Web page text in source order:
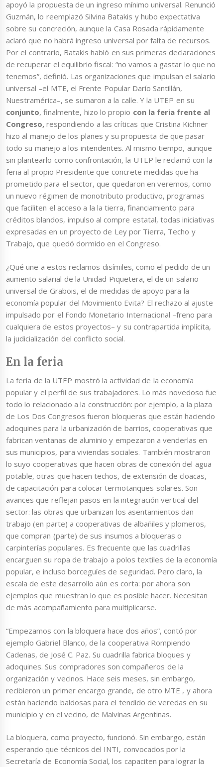
apoyó la propuesta de un ingreso mínimo universal. Renunció
Guzmán, lo reemplazó Silvina Batakis y hubo expectativa
sobre su concreción, aunque la Casa Rosada rápidamente
aclaró que no habrá ingreso universal por falta de recursos.
Por el contrario, Batakis habló en sus primeras declaraciones
de recuperar el equilibrio fiscal: “no vamos a gastar lo que no
tenemos”, definió. Las organizaciones que impulsan el salario
universal –el MTE, el Frente Popular Darío Santillán,
Nuestramérica–, se sumaron a la calle. Y la UTEP en su
conjunto, finalmente, hizo lo propio con la feria frente al
Congreso,respondiendo a las críticas que Cristina Kichner
hizo al manejo de los planes y su propuesta de que pasar
todo su manejo a los intendentes. Al mismo tiempo, aunque
sin plantearlo como confrontación, la UTEP le reclamó con la
feria al propio Presidente que concrete medidas que ha
prometido para el sector, que quedaron en veremos, como
un nuevo régimen de monotributo productivo, programas
que faciliten el acceso a la la tierra, financiamiento para
créditos blandos, impulso al compre estatal, todas iniciativas
expresadas en un proyecto de Ley por Tierra, Techo y
Trabajo, que quedó dormido en el Congreso.
¿Qué une a estos reclamos disímiles, como el pedido de un
aumento salarial de la Unidad Piquetera, el de un salario
universal de Grabois, el de medidas de apoyo para la
economía popular del Movimiento Evita? El rechazo al ajuste
impulsado por el Fondo Monetario Internacional –freno para
cualquiera de estos proyectos– y su contrapartida implícita,
la judicialización del conflicto social.
En la feria
La feria de la UTEP mostró la actividad de la economía
popular y el perfil de sus trabajadores. Lo más novedoso fue
todo lo relacionado a la construcción: por ejemplo, a la plaza
de Los Dos Congresos fueron bloqueras que están haciendo
adoquines para la urbanización de barrios, cooperativas que
fabrican ventanas de aluminio y empezaron a venderlas en
sus municipios, para viviendas sociales. También mostraron
lo suyo cooperativas que hacen obras de conexión del agua
potable, otras que hacen techos, de extensión de cloacas,
de capacitación para colocar termotanques solares. Son
avances que reflejan pasos en la integración vertical del
sector: las obras que urbanizan los asentamientos dan
trabajo (en parte) a cooperativas de albañiles y plomeros,
que compran (parte) de sus insumos a bloqueras o
carpinterías populares. Es frecuente que las cuadrillas
encarguen su ropa de trabajo a polos textiles de la economía
popular, e incluso borceguíes de seguridad. Pero claro, la
escala de este desarrollo aún es corta: por ahora son
ejemplos que muestran lo que es posible hacer. Necesitan
de más acompañamiento para multiplicarse.
“Empezamos con la bloquera hace dos años”, contó por
ejemplo Gabriel Blanco, de la cooperativa Rompiendo
Cadenas, de José C. Paz. Su cuadrilla fabrica bloques y
adoquines. Sus compradores son compañeros de la
organización y vecinos. Hace seis meses, sin embargo,
recibieron un primer encargo grande, de otro MTE , y ahora
están haciendo baldosas para el tendido de veredas en su
municipio y en el vecino, de Malvinas Argentinas.
La bloquera, como proyecto, funcionó. Sin embargo, están
esperando que técnicos del INTI, convocados por la
Secretaría de Economía Social, los capaciten para lograr la